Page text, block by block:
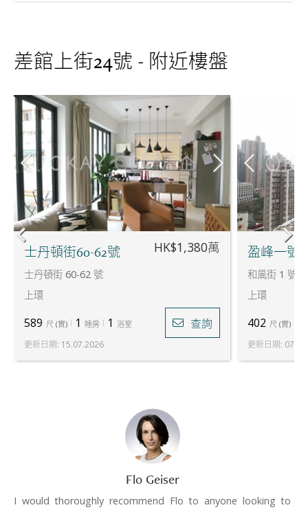
差館上街24號 - 附近樓盤
士丹頓街60-62號
士丹頓街 60-62 號
上環
HK$1,380萬
589 尺 (實) 1 睡房 1 浴室 查詢
更新日期: 15.07.2026
盈峰一號
和風街 1 號
上環
402 尺 (實)
更新日期:
Flo Geiser
I would thoroughly recommend Flo to anyone looking to